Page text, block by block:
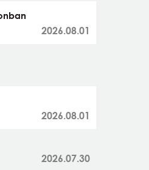
2026.08.01
2026.08.01
2026.07.30